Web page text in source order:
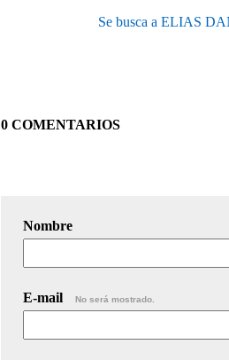
Se busca a ELIAS
0 COMENTARIOS
Nombre
E-mail No será mostrado.